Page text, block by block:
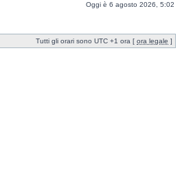
Oggi è 6 agosto 2026, 5:02
Tutti gli orari sono UTC +1 ora [ ora legale ]